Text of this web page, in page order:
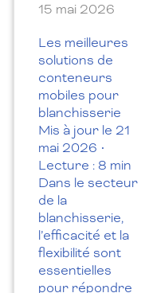
15 mai 2026
Les meilleures
solutions de
conteneurs
mobiles pour
blanchisserie
Mis à jour le 21
mai 2026 •
Lecture : 8 min
Dans le secteur
de la
blanchisserie,
l’efficacité et la
flexibilité sont
essentielles
pour répondre